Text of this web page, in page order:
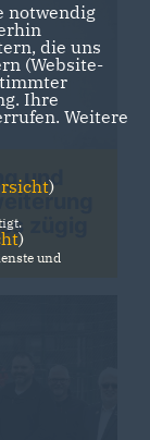
und
zügig
notwendig
die uns
(Website-
Ihre
Weitere
)
)
und